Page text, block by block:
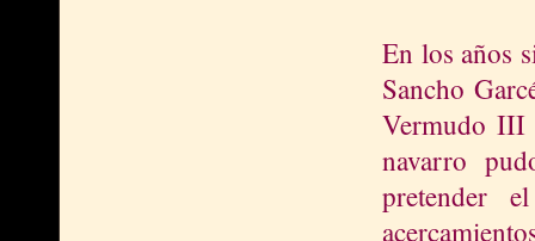
En los años
Sancho
Vermudo III
navarro
pretender